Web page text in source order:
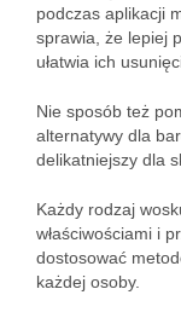
podczas aplikacji
sprawia, że lepiej
ułatwia ich
Nie sposób też
alternatywy dla
delikatniejszy dla
Każdy rodzaj
właściwościami i
dostosować
każdej osoby.